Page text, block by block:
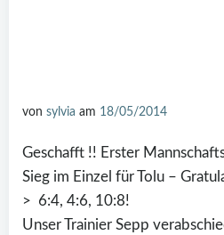
von sylvia am 18/05/2014
Geschafft !! Erster
Sieg im Einzel für Tolu –
> 6:4, 4:6, 10:8!
Unser Trainier Sepp